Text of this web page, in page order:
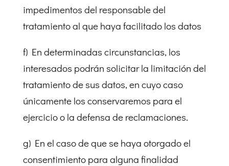
impedimentos del responsable del
tratamiento al que haya facilitado los datos
f) En determinadas circunstancias, los
interesados podrán solicitar la limitación del
tratamiento de sus datos, en cuyo caso
únicamente los conservaremos para el
ejercicio o la defensa de reclamaciones.
g) En el caso de que se haya otorgado el
consentimiento para alguna finalidad